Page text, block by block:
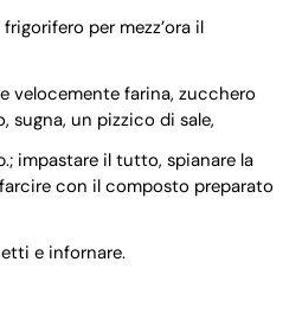
per mezz’ora il
velocemente farina, zucchero
sugna, un pizzico di sale,
impastare il tutto, spianare la
con il composto preparato
e infornare.